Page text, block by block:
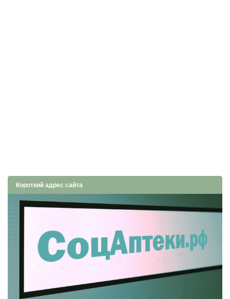
Короткий адрес сайта